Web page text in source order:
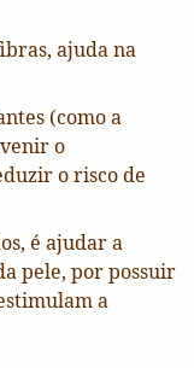
ajuda na
(como a
o
o risco de
é ajudar a
pele, por possuir
a